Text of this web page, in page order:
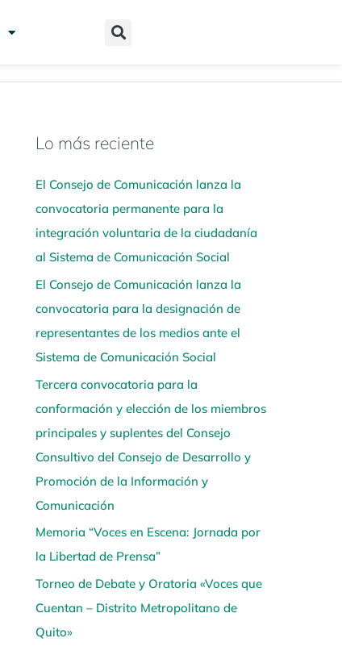
Lo más reciente
El Consejo de Comunicación lanza la
convocatoria permanente para la
integración voluntaria de la ciudadanía
al Sistema de Comunicación Social
El Consejo de Comunicación lanza la
convocatoria para la designación de
representantes de los medios ante el
Sistema de Comunicación Social
Tercera convocatoria para la
conformación y elección de los miembros
principales y suplentes del Consejo
Consultivo del Consejo de Desarrollo y
Promoción de la Información y
Comunicación
Memoria “Voces en Escena: Jornada por
la Libertad de Prensa”
Torneo de Debate y Oratoria «Voces que
Cuentan – Distrito Metropolitano de
Quito»
N
v
e
g
a
a
q
u
í